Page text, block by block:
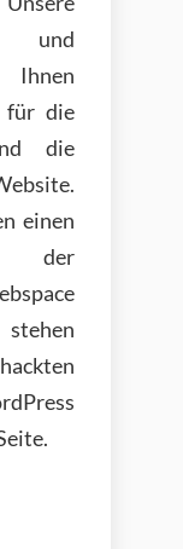
und
Ihnen
für die
die
einen
der